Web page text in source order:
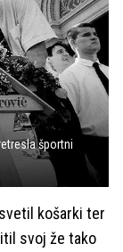
športni
košarki ter
svoj že tako